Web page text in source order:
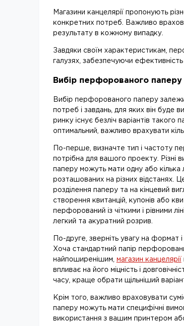
Магазини канцелярії пропонують
конкретних потреб. Важливо
результату в кожному випадку.
Завдяки своїм характеристикам,
галузях, забезпечуючи
Вибір перфорованого паперу
Вибір перфорованого паперу
потреб і завдань, для яких він буде
ринку існує безліч варіантів такого
оптимальний, важливо врахувати
По-перше, визначте тип і частоту
потрібна для вашого проекту. Різні
паперу можуть мати одну або кілька
розташованих на різних відстанях.
розділення паперу та на кінцевий
створення квитанцій, купонів або
перфорований із чіткими і рівними
легкий та акуратний розрив.
По-друге, зверніть увагу на формат і
Хоча стандартний папір
найпоширенішим, магазин канцелярії
впливає на його міцність і
часу, краще обрати щільніший
Крім того, важливо враховувати
паперу можуть мати специфічні
використання з вашим принтером